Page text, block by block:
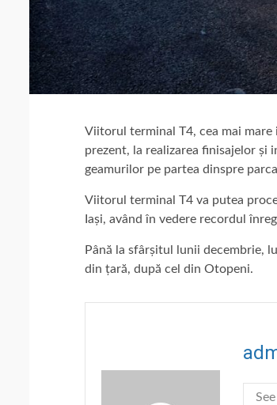
Viitorul terminal T4, cea mai
prezent, la realizarea finisajelor și
geamurilor pe partea dinspre
Viitorul terminal T4 va putea
Iași, având în vedere recordul
Până la sfârșitul lunii decembrie,
din țară, după cel din Otopeni.